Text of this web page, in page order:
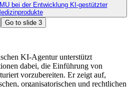
bei der Entwicklung KI-gestützter
Go to slide 3
KI-Agentur unterstützt
dabei, die Einführung von
vorzubereiten. Er zeigt auf,
organisatorischen und rechtlichen